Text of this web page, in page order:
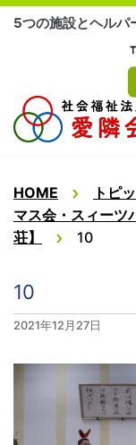
コ
ツ
に
ス
ッ
プ
5つの施設とヘルパ
HOME トピ
マス会・スィーツ
荘】
10
10
2021年12月27日